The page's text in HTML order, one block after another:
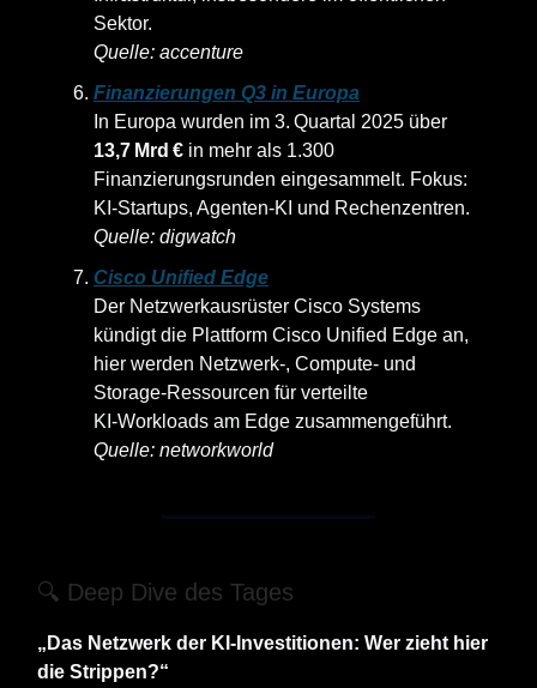
Sektor.
Quelle: accenture
Finanzierungen Q3 in Europa
In Europa wurden im 3. Quartal 2025 über
13,7 Mrd € in mehr als 1.300
Finanzierungsrunden eingesammelt. Fokus:
KI‑Startups, Agenten‑KI und Rechenzentren.
Quelle: digwatch
Cisco Unified Edge
Der Netzwerkausrüster Cisco Systems
kündigt die Plattform Cisco Unified Edge an,
hier werden Netzwerk‑, Compute‑ und
Storage‑Ressourcen für verteilte
KI‑Workloads am Edge zusammengeführt.
Quelle: networkworld
🔍 Deep Dive des Tages
„Das Netzwerk der KI‑Investitionen: Wer zieht hier
die Strippen?“